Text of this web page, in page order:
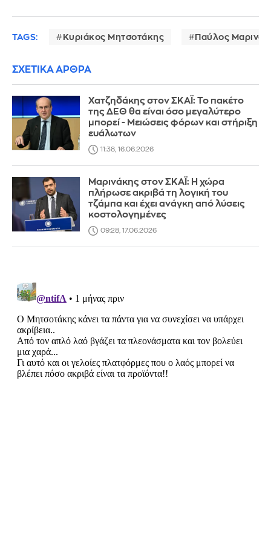
TAGS: Κυριάκος Μητσοτάκης Παύλος
ΣΧΕΤΙΚΑ ΑΡΘΡΑ
Χατζηδάκης στον ΣΚΑΪ: Το πακέτο
της ΔΕΘ θα είναι όσο μεγαλύτερο
μπορεί - Μειώσεις φόρων και στήριξη
ευάλωτων
11:38, 16.06.2026
Μαρινάκης στον ΣΚΑΪ: Η χώρα
πλήρωσε ακριβά τη λογική του
τζάμπα και έχει ανάγκη από λύσεις
κοστολογημένες
09:28, 17.06.2026